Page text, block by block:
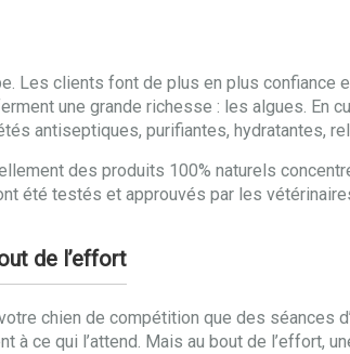
clients font de plus en plus confiance
une grande richesse : les algues. En
antiseptiques, purifiantes, hydratantes,
des produits 100% naturels
été testés et approuvés par les
de l’effort
chien de compétition que des séances
à ce qui l’attend. Mais au bout de l’effort,